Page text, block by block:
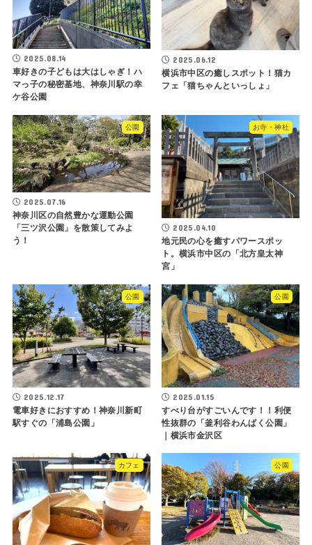
2025.08.14
車好きの子どもは大はしゃぎ！ハ
マっ子の秘密基地、神奈川駅の幸
ケ谷公園
2025.06.12
横浜市中区の癒しスポット！猫カ
フェ「猫ちゃんといっしょ」
公園
2025.07.16
神奈川区の自然豊かな運動公園
「三ツ沢公園」を散策してみよ
う！
お寺・神社
2025.04.10
地元民の心を癒すパワースポッ
ト。横浜市中区の「北方皇太神
宮」
公園
2025.12.17
電車好きにおすすめ！神奈川新町
駅すぐの「浦島公園」
公園
2025.01.15
すべり台がすごいんです！！利便
性抜群の「釜利谷わんぱく公園」
｜横浜市金沢区
カフェ 公園